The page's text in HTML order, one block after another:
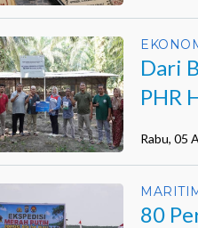
Dari
PHR
Rabu, 05
80